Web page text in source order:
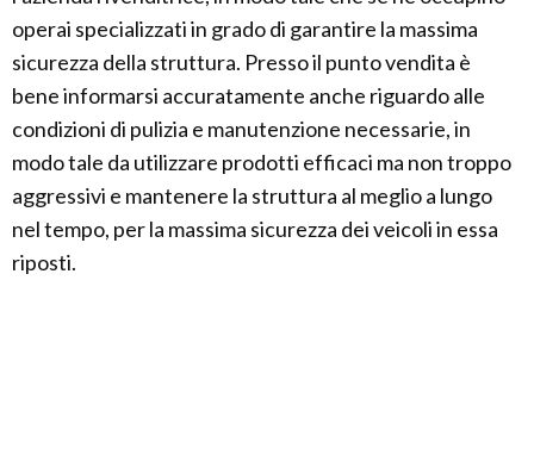
operai specializzati in grado di garantire la massima
sicurezza della struttura. Presso il punto vendita è
bene informarsi accuratamente anche riguardo alle
condizioni di pulizia e manutenzione necessarie, in
modo tale da utilizzare prodotti efficaci ma non troppo
aggressivi e mantenere la struttura al meglio a lungo
nel tempo, per la massima sicurezza dei veicoli in essa
riposti.